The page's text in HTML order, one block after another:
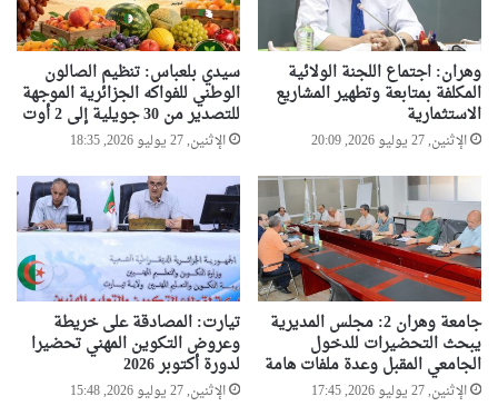
ع
ل
م
ي
ل
ع
ل
م
ا
ء
ا
ل
م
س
وهران: اجتماع اللجنة الولائية
المكلفة بمتابعة وتطهير المشاريع
الاستثمارية
الإثنين, 27 يوليو 2026, 20:09
سيدي بلعباس: تنظيم الصالون
الوطني للفواكه الجزائرية الموجهة
للتصدير من 30 جويلية إلى 2 أوت
الإثنين, 27 يوليو 2026, 18:35
جامعة وهران 2: مجلس المديرية
يبحث التحضيرات للدخول
الجامعي المقبل وعدة ملفات هامة
الإثنين, 27 يوليو 2026, 17:45
تيارت: المصادقة على خريطة
وعروض التكوين المهني تحضيرا
لدورة أكتوبر 2026
الإثنين, 27 يوليو 2026, 15:48